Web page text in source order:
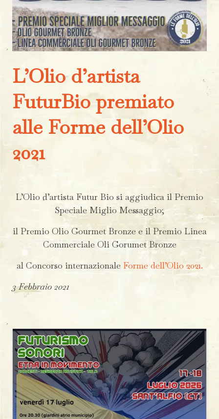
L’Olio d’artista
FuturBio premiato
alle Forme dell’Olio
2021
L’Olio d’artista Futur Bio si aggiudica il Premio
Speciale Miglio Messaggio;
il Premio Olio Gourmet Bronze e il Premio Linea
Commerciale Oli Gorumet Bronze
al Concorso internazionale Forme dell’Olio 2021.
3 Febbraio 2021